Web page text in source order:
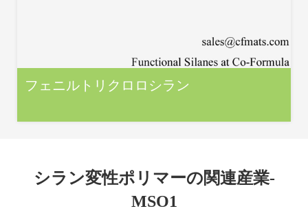
フェニルトリクロロシラン
シラン変性ポリマーの関連産業-
MSO1